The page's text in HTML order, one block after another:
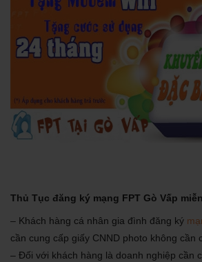
Thủ Tục đăng ký mạng FPT Gò Vấp
– Khách hàng cá nhân gia đình đăng ký
cần cung cấp giấy CNND photo không cần
– Đối với khách hàng là doanh nghiệp cần